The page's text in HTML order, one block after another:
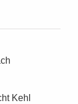
Kehl